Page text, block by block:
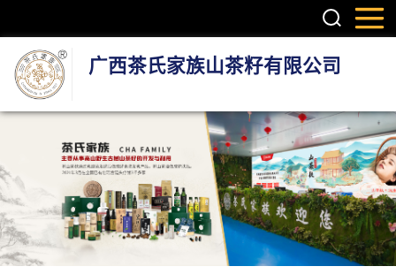
广西茶氏家族山茶籽有限公司
护肤系列产品
疼痛调理产品
无烟艾灸产品